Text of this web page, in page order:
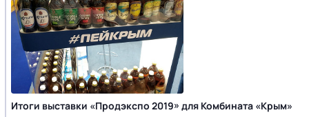
Итоги выставки «Продэкспо 2019» для Комбината «Крым»